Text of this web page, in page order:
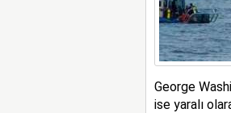
George
ise yaralı